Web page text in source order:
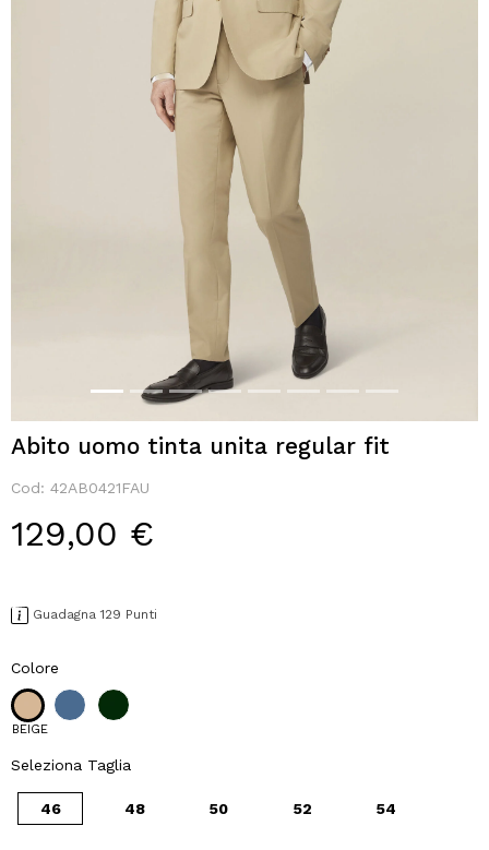
Abito uomo tinta unita regular fit
Cod: 42AB0421FAU
129,00 €
Guadagna 129 Punti
Colore
BEIGE
Seleziona Taglia
46 48 50 52 54